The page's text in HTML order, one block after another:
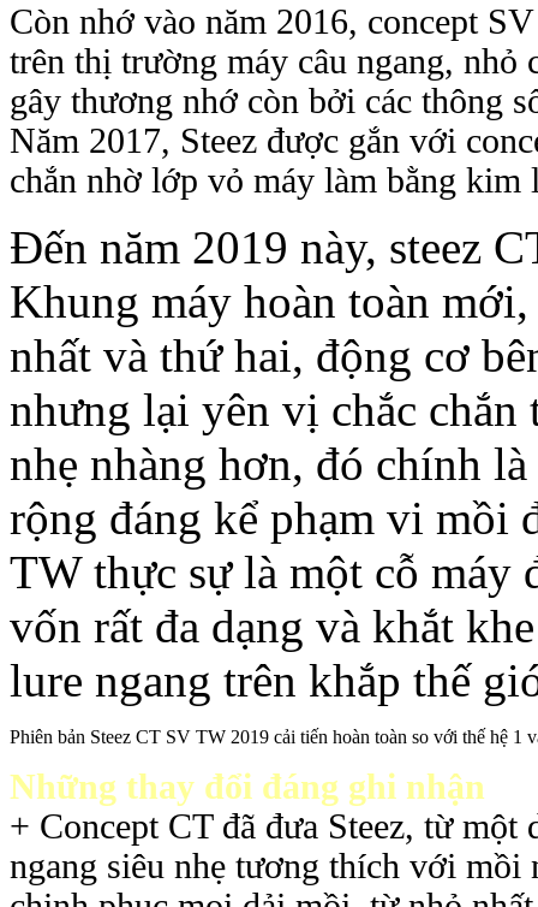
Còn nhớ vào năm 2016, concept
trên thị trường máy câu ngang,
gây thương nhớ còn bởi các thông
Năm 2017, Steez được gắn với
chắn nhờ lớp vỏ máy làm bằng kim
Đến năm 2019 này, steez
Khung máy hoàn toàn
nhất và thứ hai, động cơ
nhưng lại yên vị chắc
nhẹ nhàng hơn, đó chính
rộng đáng kể phạm vi mồi
TW thực sự là một cỗ máy
vốn rất đa dạng và khắt
lure ngang trên khắp thế
Phiên bản Steez CT SV TW 2019 cải tiến hoàn toàn so với thế hệ 1
Những thay đổi đáng ghi nhận
+ Concept CT đã đưa Steez, từ
ngang siêu nhẹ tương thích với mồi